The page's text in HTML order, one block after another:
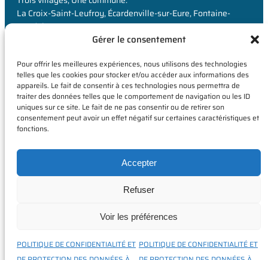
Gérer le consentement
Pour offrir les meilleures expériences, nous utilisons des technologies
telles que les cookies pour stocker et/ou accéder aux informations des
appareils. Le fait de consentir à ces technologies nous permettra de
traiter des données telles que le comportement de navigation ou les ID
uniques sur ce site. Le fait de ne pas consentir ou de retirer son
consentement peut avoir un effet négatif sur certaines caractéristiques et
fonctions.
Accepter
Refuser
Voir les préférences
POLITIQUE DE CONFIDENTIALITÉ ET POLITIQUE DE CONFIDENTIALITÉ ET
La Croix-Saint-Leufroy, Écardenville-sur-Eure, Fontaine-
Heudebourg
MAIRIE
6 Rue de Louviers,
La Croix-Saint-Leufroy
27490 Clef-Vallée-d’Eure
Mentions légales |Politique de confidentialité| 2024 © Commune de